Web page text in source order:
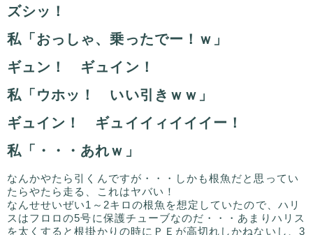
ズシッ！
私「おっしゃ、乗ったでー！ｗ」
ギュン！ ギュイン！
私「ウホッ！ いい引きｗｗ」
ギュイン！ ギュイイィイイイー！
私「・・・あれｗ」
なんかやたら引くんですが・・・しかも根魚だと思ってい
たらやたら走る、これはヤバい！
なんせせいぜい1～2キロの根魚を想定していたので、ハリ
スはフロロの5号に保護チューブなのだ・・・あまりハリス
を太くすると根掛かりの時にＰＥが高切れしかねないし、3